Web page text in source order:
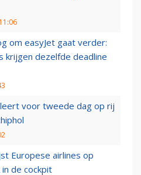
om easyJet gaat verder:
krijgen dezelfde deadline
voor tweede dag op rij
Europese airlines op
de cockpit